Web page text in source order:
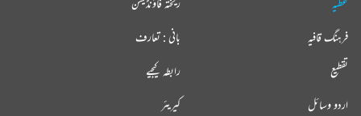
فرہنگ قافیہ
تقطیع
اردو وسائل
بانی : تعارف
رابطہ کیجیے
کیریئر